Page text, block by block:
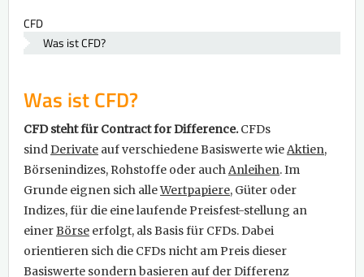
CFD
Was ist CFD?
Was ist CFD?
CFD steht für Contract for Difference.CFDs
sindDerivate auf verschiedene Basiswerte wieAktien,
Börsenindizes, Rohstoffe oder auchAnleihen. Im
Grunde eignen sich alleWertpapiere, Güter oder
Indizes, für die eine laufende Preisfest-stellung an
einerBörse erfolgt, als Basis für CFDs. Dabei
orientieren sich die CFDs nicht am Preis dieser
Basiswerte sondern basieren auf der Differenz